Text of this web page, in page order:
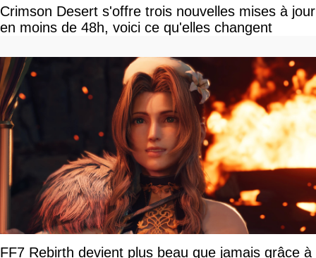
Crimson Desert s'offre trois nouvelles mises à jour
en moins de 48h, voici ce qu'elles changent
FF7 Rebirth devient plus beau que jamais grâce à